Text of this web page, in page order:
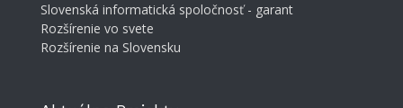
Slovenská informatická spoločnosť - garant
Rozšírenie vo svete
Rozšírenie na Slovensku